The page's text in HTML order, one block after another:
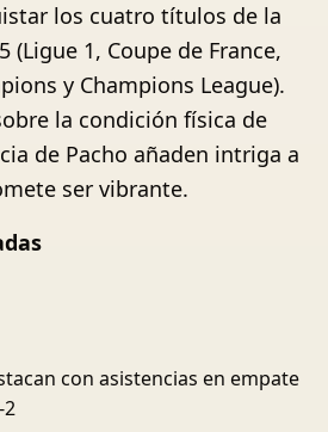
los cuatro títulos de la
(Ligue 1, Coupe de France,
y Champions League).
la condición física de
de Pacho añaden intriga a
ser vibrante.
con asistencias en empate